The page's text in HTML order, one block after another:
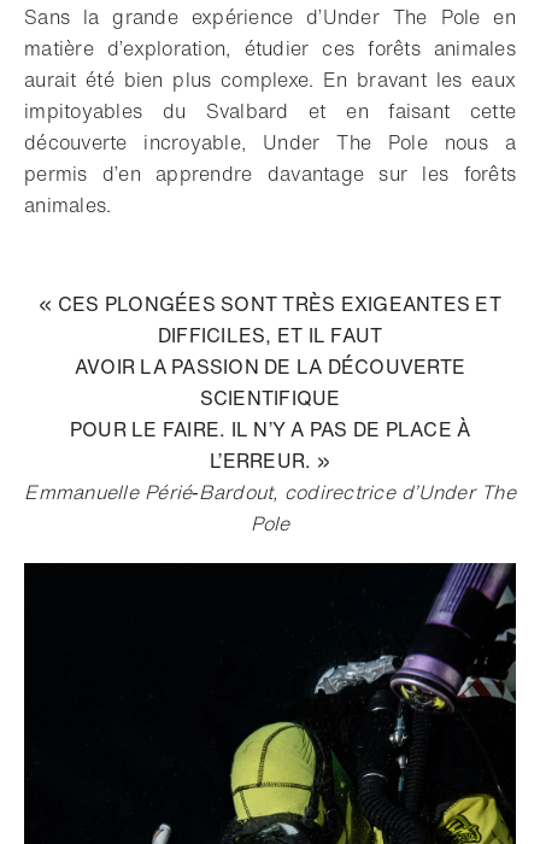
Sans la grande expérience d’Under The Pole en
matière d’exploration, étudier ces forêts animales
aurait été bien plus complexe. En bravant les eaux
impitoyables du Svalbard et en faisant cette
découverte incroyable, Under The Pole nous a
permis d’en apprendre davantage sur les forêts
animales.
« CES PLONGÉES SONT TRÈS EXIGEANTES ET
DIFFICILES, ET IL FAUT
AVOIR LA PASSION DE LA DÉCOUVERTE
SCIENTIFIQUE
POUR LE FAIRE. IL N’Y A PAS DE PLACE À
L’ERREUR. »
Emmanuelle Périé‑Bardout, codirectrice d’Under The
Pole